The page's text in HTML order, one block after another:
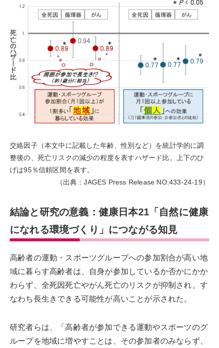
交絡因子（本文中に記載した年齢、性別など）を統計学的に調
整後の、死亡リスクの減少の程度を表すハザード比。上下のひ
げは95％信頼区間を表す。
（出典：JAGES Press Release NO:433-24-19）
結論と研究の意義：健康日本21「自然に健康
になれる環境づくり」につながる知見
高齢者の運動・スポーツグループへの参加割合が高い地
域に暮らす高齢者は、自身が参加しているか否かにかか
わらず、全死因死亡やがん死亡のリスクが抑制され、す
なわち長生きできる可能性が高いことが示された。
研究者らは、「高齢者が参加できる運動やスポーツのグ
ループを地域に増やすことは、その参加者のみならず、